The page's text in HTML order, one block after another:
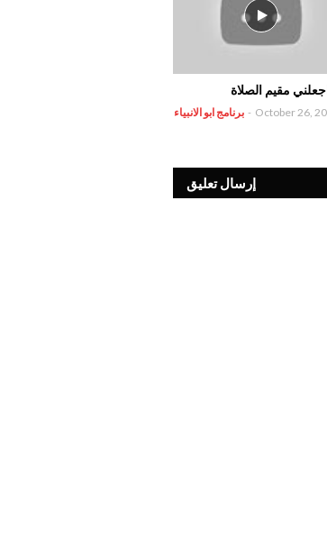
مقيم الصلاة
برنامج ابو الانبياء - October 26,
إرسال تعليق